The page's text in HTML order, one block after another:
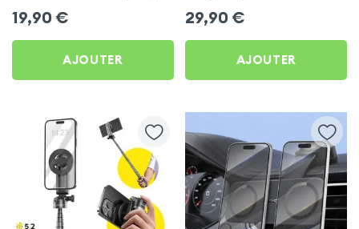
frigo pour Orange Roya
19,90 €
AJOUTER
Porte-gobelet pour
Orange Roya
29,90 €
AJOUTER